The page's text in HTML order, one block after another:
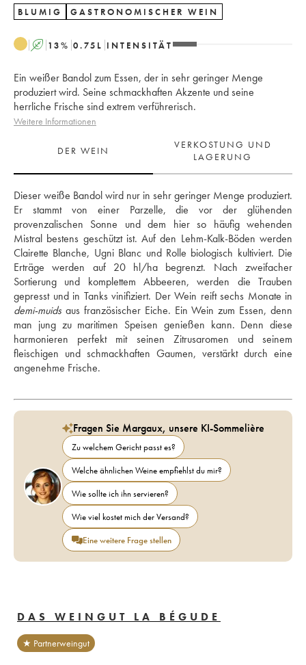
BLUMIG GASTRONOMISCHER WEIN
A 13% 0.75 L INTENSITÄT
Ein weißer Bandol zum Essen, der in sehr geringer Menge
produziert wird. Seine schmackhaften Akzente und seine
herrliche Frische sind extrem verführerisch.
Weitere Informationen
DER WEIN
VERKOSTUNG UND
LAGERUNG
Dieser weiße Bandol wird nur in sehr geringer Menge produziert.
Er stammt von einer Parzelle, die vor der glühenden
provenzalischen Sonne und dem hier so häufig wehenden
Mistral bestens geschützt ist. Auf den Lehm-Kalk-Böden werden
Clairette Blanche, Ugni Blanc und Rolle biologisch kultiviert. Die
Erträge werden auf 20 hl/ha begrenzt. Nach zweifacher
Sortierung und komplettem Abbeeren, werden die Trauben
demi-muids aus französischer Eiche. Ein Wein zum Essen, denn
man jung zu maritimen Speisen genießen kann. Denn diese
harmonieren perfekt mit seinen Zitrusaromen und seinem
fleischigen und schmackhaften Gaumen, verstärkt durch eine
angenehme Frische.
Fragen Sie Margaux, unsere KI-Sommelière
Zu welchem Gericht passt es?
Welche ähnlichen Weine empfiehlst du mir?
Wie sollte ich ihn servieren?
Wie viel kostet mich der Versand?
Eine weitere Frage stellen
DAS WEINGUT LA BÉGUDE
★ Partnerweingut